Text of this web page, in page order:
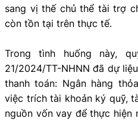
sang vị thế chủ thể tài trợ
còn tồn tại trên thực tế.
Trong tình huống này,
21/2024/TT-NHNN đã dự
thanh toán: Ngân hàng
việc trích tài khoản ký quỹ,
nguồn vốn vay để thực hiện